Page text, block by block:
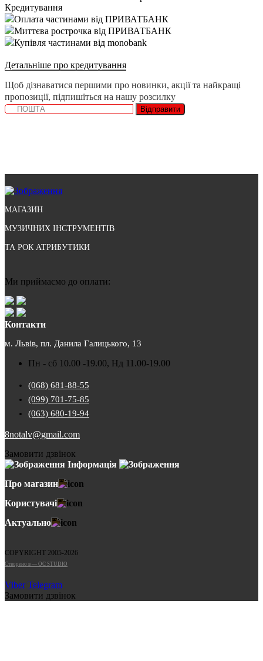
Кредитування
Оплата частинами від ПРИВАТБАНК
Миттєва рострочка від ПРИВАТБАНК
Купівля частинами від monobank
Детальніше про кредитування
Щоб дізнаватися першими про новинки, акції та найкращі
пропозиції, підпишіться на нашу розсилку
Відправити
МАГАЗИН
МУЗИЧНИХ ІНСТРУМЕНТІВ
ТА РОК АТРИБУТИКИ
Ми приймаємо до оплати:
Контакти
м. Львів, пл. Данила Галицького, 13
Пн - сб 10.00 -19.00, Нд 11.00-19.00
(068) 681-88-55
(099) 701-75-85
(063) 680-19-94
8notalv@gmail.com
Замовити дзвінок
Інформація
Про магазин
Користувачі
Актуально
COPYRIGHT 2005-2026
Cтворено в — OC STUDIO
Viber Telegram
Замовити дзвінок